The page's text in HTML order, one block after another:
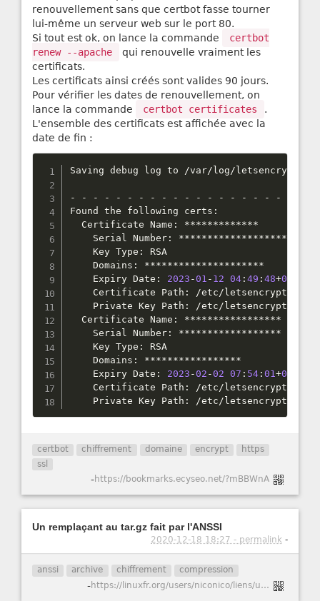
renouvellement sans que certbot fasse tourner
lui-même un serveur web sur le port 80.
Si tout est ok, on lance la commande
certbot
renew --apache
qui renouvelle vraiment les
certificats.
Les certificats ainsi créés sont valides 90 jours.
Pour vérifier les dates de renouvellement, on
lance la commande
certbot certificates
.
L'ensemble des certificats est affichée avec la
date de fin :
Saving debug log to /var/log /letsencrypt
- - - - - - - - - - - - - - - - - - -
Found the following certs :
  Certificate Name
: *************
    Serial Number
: *******************
    Key Type
:
RSA
    Domains
: *********************
    Expiry Date
: 2023 -01 - 12 04 :49 :48+00
    Certificate Path
: /etc /letsencrypt
    Private Key Path
: /etc /letsencrypt
  Certificate Name
: *****************
    Serial Number
: ******************
    Key Type
:
RSA
    Domains
: *****************
    Expiry Date
: 2023 -02 -02 07 : 54 :01+00
    Certificate Path
: /etc /letsencrypt
    Private Key Path
: /etc /letsencrypt
certbot chiffrement domaine encrypt
https
ssl
-https://bookmarks.ecyseo.net/?mBBWnA
Un remplaçant au tar.gz fait par l'ANSSI
2020-12-18 18:27 - permalink -
anssi archive chiffrement compression
- https://linuxfr.org/users/niconico/liens/un-remplacant-au-tar-gz-fait-par-l-anssi